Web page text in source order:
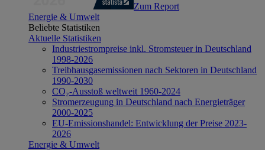
Zum Report
Energie & Umwelt
Beliebte Statistiken
Aktuelle Statistiken
Industriestrompreise inkl. Stromsteuer in Deutschland
1998-2026
Treibhausgasemissionen nach Sektoren in Deutschland
1990-2030
CO₂-Ausstoß weltweit 1960-2024
Stromerzeugung in Deutschland nach Energieträger
2000-2025
EU-Emissionshandel: Entwicklung der Preise 2023-
2026
Energie & Umwelt